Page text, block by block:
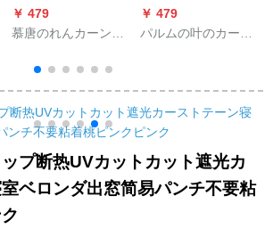
￥ 479
慕唐のれんカーン遮
遮光ライトWS-JL 13-
80 1平方メートルメ-
トル価格格
￥ 479
パルムの叶のカータ
ーテン寝室リビグ书
房ベルダ子供给部屋
刺繍パルムの叶-ブカ
ン打孔式オーダ
プ断热UVカットカット遮光カ
ベロンダ出窓简易パンチ不要粘